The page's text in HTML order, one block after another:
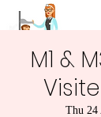
M1 &
Thu 24